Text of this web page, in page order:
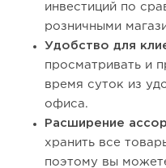
инвестиций по
розничными
Удобство для
просматривать и
время суток из
офиса.
Расширение
хранить все
поэтому вы